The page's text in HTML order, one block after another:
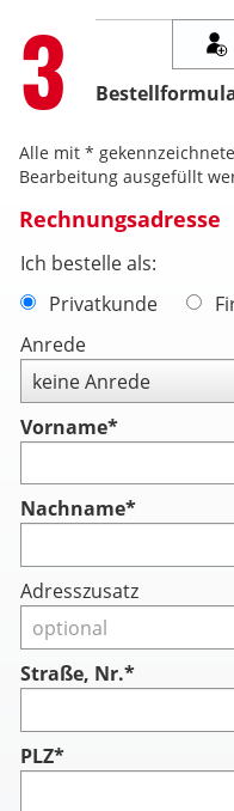
Step
3
Alle mit *
Bearbeitung ausgefüllt
Rechnungsadresse
Ich bestelle als:
Privatkunde
Anrede
Vorname*
Nachname*
Adresszusatz
Straße, Nr.*
PLZ*